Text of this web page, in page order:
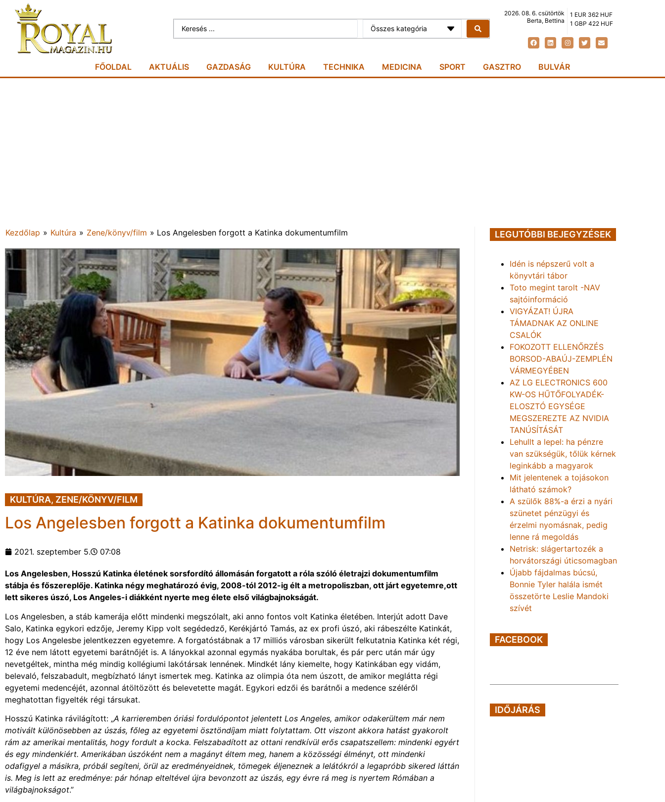
Összes kategória
2026. 08. 6. csütörtök
Berta, Bettina
1 EUR 362 HUF
1 GBP 422 HUF
FŐOLDAL AKTUÁLIS GAZDASÁG KULTÚRA TECHNIKA MEDICINA SPORT GASZTRO BULVÁR
Kezdőlap » Kultúra » Zene/könyv/film » Los Angelesben forgott a Katinka dokumentumfilm
KULTÚRA, ZENE/KÖNYV/FILM
Los Angelesben forgott a Katinka dokumentumfilm
2021. szeptember 5. 07:08
Los Angelesben, Hosszú Katinka életének sorsfordító állomásán forgatott a róla szóló életrajzi dokumentumfilm
stábja és főszereplője. Katinka négy meghatározó évig, 2008-tól 2012-ig élt a metropoliszban, ott járt egyetemre,ott
lett sikeres úszó, Los Angeles-i diákként nyerte meg élete első világbajnokságát.
Los Angelesben, a stáb kamerája előtt mindenki megszólalt, aki anno fontos volt Katinka életében. Interjút adott Dave
Salo, Katinka egykori edzője, Jeremy Kipp volt segédedző, Kerékjártó Tamás, az ex profi úszó, aki rábeszélte Katinkát,
hogy Los Angelesbe jelentkezzen egyetemre. A forgatóstábnak a 17 milliós városban sikerült felkutatnia Katinka két régi,
12 éve nem látott egyetemi barátnőjét is. A lányokkal azonnal egymás nyakába borultak, és pár perc után már úgy
nevetgéltek, mintha még mindig kollégiumi lakótársak lennének. Mindkét lány kiemelte, hogy Katinkában egy vidám,
belevaló, felszabadult, megbízható lányt ismertek meg. Katinka az olimpia óta nem úszott, de amikor meglátta régi
egyetemi medencéjét, azonnal átöltözött és belevetette magát. Egykori edzői és barátnői a medence széléről
meghatottan figyelték régi társukat.
Hosszú Katinka rávilágított: „A karrieremben óriási fordulópontot jelentett Los Angeles, amikor odakerültem már nem
motivált különösebben az úszás, főleg az egyetemi ösztöndíjam miatt folytattam. Ott viszont akkora hatást gyakorolt
rám az amerikai mentalitás, hogy fordult a kocka. Felszabadított az ottani rendkívül erős csapatszellem: mindenki egyért
és egy mindenkiért. Amerikában úszóként nem a magányt éltem meg, hanem a közösségi élményt, ott mindenki
odafigyel a másikra, próbál segíteni, örül az eredményeidnek, tömegek éljeneznek a lelátókról a legapróbb sikered láttán
is. Meg is lett az eredménye: pár hónap elteltével újra bevonzott az úszás, egy évre rá meg is nyertem Rómában a
világbajnokságot.”
LEGUTÓBBI BEJEGYZÉSEK
Idén is népszerű volt a
könyvtári tábor
Toto megint tarolt -NAV
sajtóinformáció
VIGYÁZAT! ÚJRA
TÁMADNAK AZ ONLINE
CSALÓK
FOKOZOTT ELLENŐRZÉS
BORSOD-ABAÚJ-ZEMPLÉN
VÁRMEGYÉBEN
AZ LG ELECTRONICS 600
KW-OS HŰTŐFOLYADÉK-
ELOSZTÓ EGYSÉGE
MEGSZEREZTE AZ NVIDIA
TANÚSÍTÁSÁT
Lehullt a lepel: ha pénzre
van szükségük, tőlük kérnek
leginkább a magyarok
Mit jelentenek a tojásokon
látható számok?
A szülők 88%-a érzi a nyári
szünetet pénzügyi és
érzelmi nyomásnak, pedig
lenne rá megoldás
Netrisk: slágertartozék a
horvátországi úticsomagban
Újabb fájdalmas búcsú,
Bonnie Tyler halála ismét
összetörte Leslie Mandoki
szívét
FACEBOOK
IDŐJÁRÁS